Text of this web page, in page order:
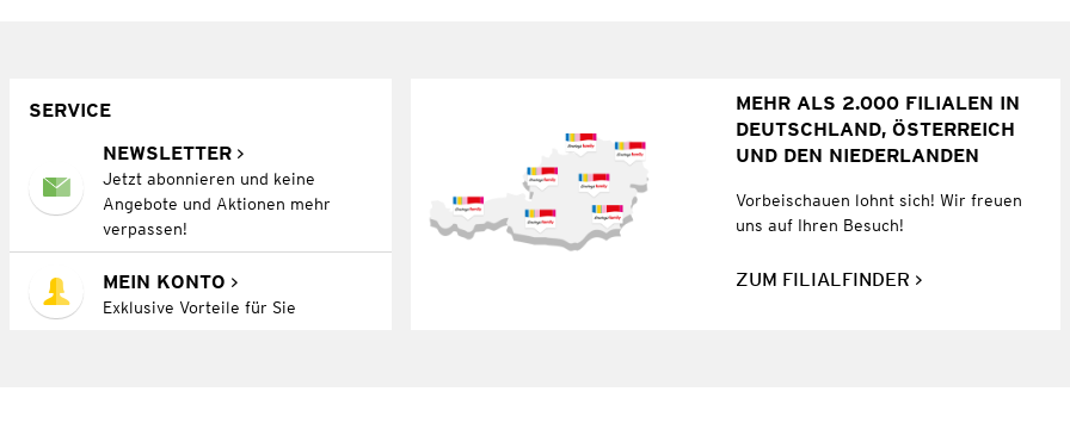
SERVICE
NEWSLETTER
Jetzt abonnieren und keine
Angebote und Aktionen mehr
verpassen!
MEIN KONTO
Exklusive Vorteile für Sie
MEHR ALS 2.000 FILIALEN IN
DEUTSCHLAND, ÖSTERREICH
UND DEN NIEDERLANDEN
Vorbeischauen lohnt sich! Wir freuen
uns auf Ihren Besuch!
ZUM FILIALFINDER